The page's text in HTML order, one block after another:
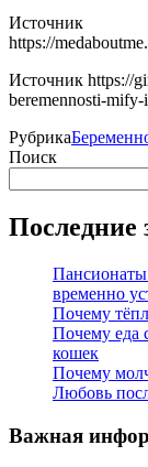
Источник
https://
Источник https://
beremennosti-
Рубрика
Поиск
Последние
Пансионаты
временно
Почему
Почему еда
кошек
Почему
Любовь
Важная